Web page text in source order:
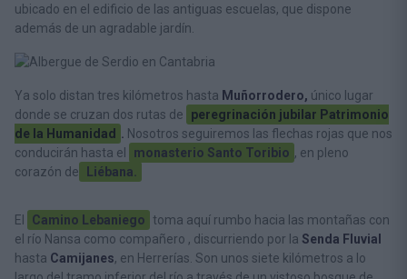
ubicado en el edificio de las antiguas escuelas, que dispone
además de un agradable jardín.
Ya solo distan tres kilómetros hasta Muñorrodero, único lugar
donde se cruzan dos rutas de
peregrinación jubilar Patrimonio
de la Humanidad . Nosotros seguiremos las flechas rojas que nos
conducirán hasta el
monasterio Santo Toribio , en pleno
corazón de
Liébana.
El Camino Lebaniego
toma aquí rumbo hacia las montañas con
el río Nansa como compañero , discurriendo por la Senda Fluvial
hasta Camijanes, en Herrerías. Son unos siete kilómetros a lo